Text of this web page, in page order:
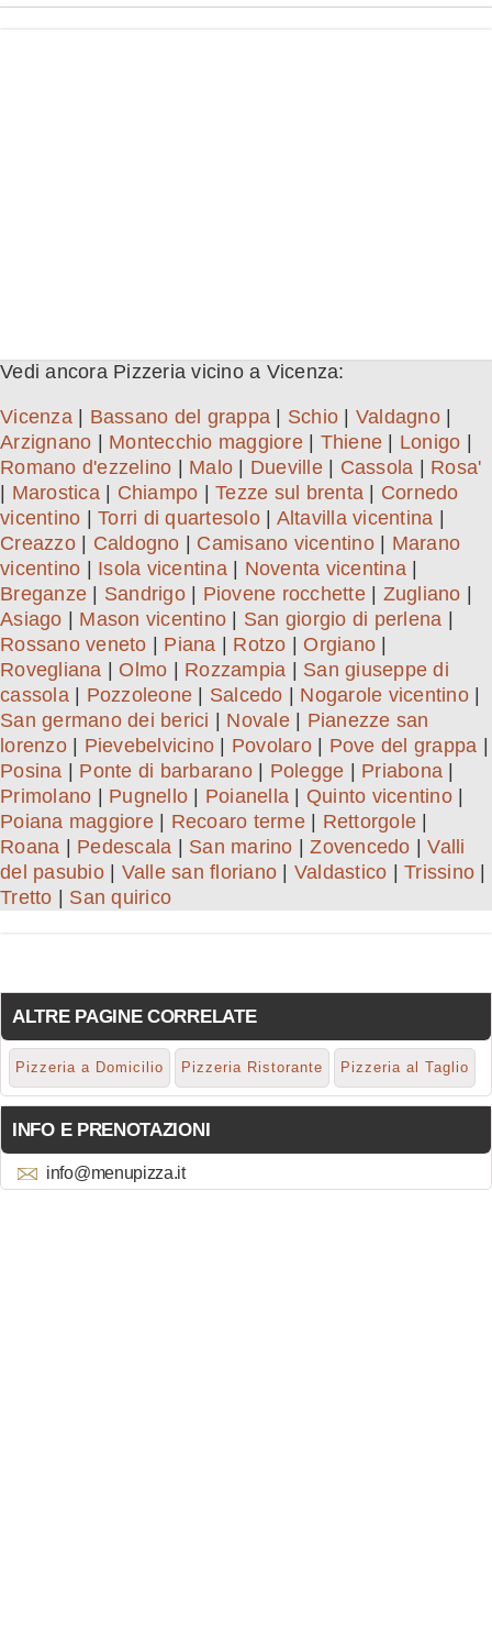
Vedi ancora Pizzeria vicino a Vicenza:
Vicenza| Bassano del grappa Schio Valdagno|
Arzignano
Montecchio maggiore| Thiene Lonigo
Romano d'ezzelino
Malo Dueville| Cassola
Rosa'
Marostica| Chiampo Tezze sul brenta
Cornedo
vicentino
Torri di quartesolo| Altavilla vicentina
Creazzo| Caldogno Camisano vicentino| Marano
vicentino
Isola vicentina| Noventa vicentina|
Breganze
Sandrigo| Piovene rocchette| Zugliano
Asiago
Mason vicentino San giorgio di perlena
Rossano veneto
Piana Rotzo Orgiano
Rovegliana
Olmo Rozzampia
San giuseppe di
cassola| Pozzoleone Salcedo Nogarole vicentino|
San germano dei berici
Novale| Pianezze san
lorenzo| Pievebelvicino Povolaro| Pove del grappa
Posina
Ponte di barbarano| Polegge Priabona
Primolano
Pugnello Poianella Quinto vicentino|
Poiana maggiore| Recoaro terme| Rettorgole
Roana
Pedescala San marino |Zovencedo |Valli
del pasubio| Valle san floriano Valdastico Trissino
Tretto
San quirico
ALTRE PAGINE CORRELATE
Pizzeria a Domicilio Pizzeria Ristorante Pizzeria al Taglio
INFO E PRENOTAZIONI
info@menupizza.it